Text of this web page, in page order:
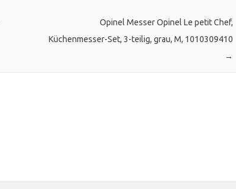
Opinel Messer Opinel Le petit Chef,
Küchenmesser-Set, 3-teilig, grau, M, 1010309410
→